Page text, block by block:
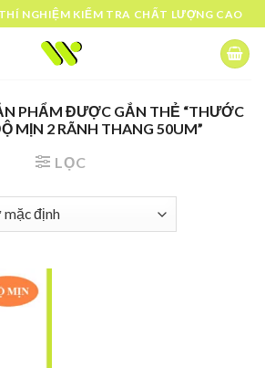
NGHIỆM KIỂM TRA CHẤT LƯỢNG CAO
PHẨM ĐƯỢC GẮN THẺ “THƯỚC
MỊN 2 RÃNH THANG 50UM”
LỌC